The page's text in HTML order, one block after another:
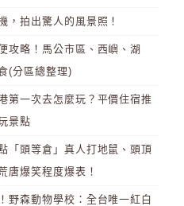
，拍出驚人的風景照！
攻略！馬公市區、西嶼、湖
(分區總整理)
第一次去怎麼玩？平價住宿推
景點
「頭等倉」真人打地鼠、頭頂
唐爆笑程度爆表！
野森動物學校：全台唯一紅白